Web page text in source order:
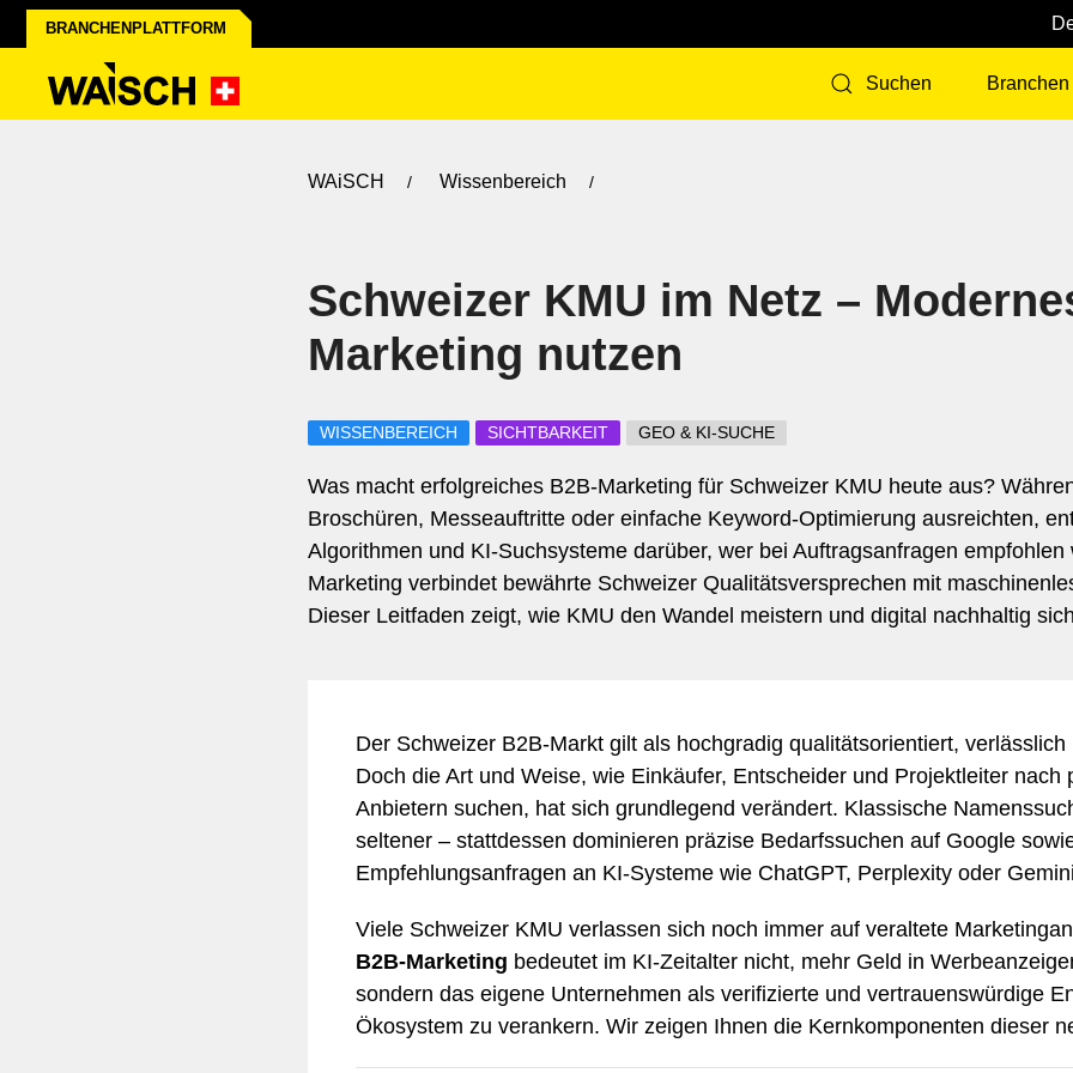
BRANCHENPLATTFORM
Suchen Branchen
d
I
e
V
e
r
p
a
c
k
u
n
g
W
e
i
t
e
r
e
B
r
a
n
c
h
e
n
Beauty & Gesundheit
Bekleidung &
Bildung & Coaching
Blumen & Garten
Chemie & Pharma
Facility Management
WAiSCH Wissenbereich
Schweizer KMU im Netz –
Marketing nutzen
WISSENBEREICH SICHTBARKEIT GEO & KI-SUCHE
Was macht erfolgreiches B2B-Marketing für Schweizer KMU heute aus?
Broschüren, Messeauftritte oder einfache Keyword-Optimierung ausreichten,
Algorithmen und KI-Suchsysteme darüber, wer bei Auftragsanfragen
Marketing verbindet bewährte Schweizer Qualitätsversprechen mit
Dieser Leitfaden zeigt, wie KMU den Wandel meistern und digital nachhaltig
Der Schweizer B2B-Markt gilt als hochgradig qualitätsorientiert,
Doch die Art und Weise, wie Einkäufer, Entscheider und Projektleiter nach
Anbietern suchen, hat sich grundlegend verändert. Klassische
seltener – stattdessen dominieren präzise Bedarfssuchen auf Google
Empfehlungsanfragen an KI-Systeme wie ChatGPT, Perplexity oder
Viele Schweizer KMU verlassen sich noch immer auf veraltete
B2B-Marketing bedeutet im KI-Zeitalter nicht, mehr Geld in
sondern das eigene Unternehmen als verifizierte und vertrauenswürdige
Ökosystem zu verankern. Wir zeigen Ihnen die Kernkomponenten dieser